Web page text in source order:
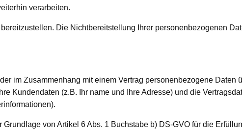
verarbeiten.
Die Nichtbereitstellung Ihrer personenbezogenen
im Zusammenhang mit einem Vertrag personenbezogene Daten
Kundendaten (z.B. Ihr name und Ihre Adresse) und die
von Artikel 6 Abs. 1 Buchstabe b) DS-GVO für die